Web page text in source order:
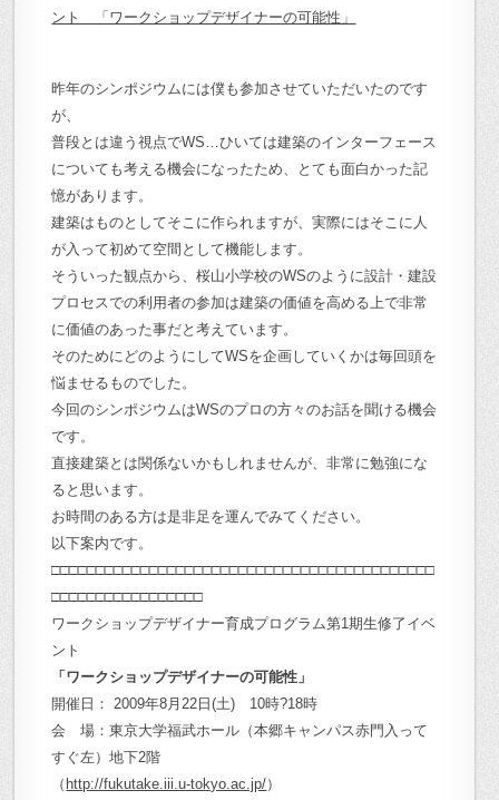
ント 「ワークショップデザイナーの可能性」
昨年のシンポジウムには僕も参加させていただいたのです
が、
普段とは違う視点でWS…ひいては建築のインターフェース
についても考える機会になったため、とても面白かった記
憶があります。
建築はものとしてそこに作られますが、実際にはそこに人
が入って初めて空間として機能します。
そういった観点から、桜山小学校のWSのように設計・建設
プロセスでの利用者の参加は建築の価値を高める上で非常
に価値のあった事だと考えています。
そのためにどのようにしてWSを企画していくかは毎回頭を
悩ませるものでした。
今回のシンポジウムはWSのプロの方々のお話を聞ける機会
です。
直接建築とは関係ないかもしれませんが、非常に勉強にな
ると思います。
お時間のある方は是非足を運んでみてください。
以下案内です。
□□□□□□□□□□□□□□□□□□□□□□□□□□□□□□□□□□□□□□□□□□□
□□□□□□□□□□□□□□□□□
ワークショップデザイナー育成プログラム第1期生修了イベ
ント
「ワークショップデザイナーの可能性」
開催日： 2009年8月22日(土) 10時?18時
会 場：東京大学福武ホール（本郷キャンパス赤門入って
すぐ左）地下2階
（ http://fukutake.iii.u-tokyo.ac.jp/）